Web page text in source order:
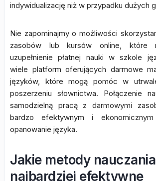
indywidualizację niż w przypadku dużych
Nie zapominajmy o możliwości
zasobów lub kursów online, które
uzupełnienie płatnej nauki w szkole
wiele platform oferujących darmowe
języków, które mogą pomóc w
poszerzeniu słownictwa. Połączenie
samodzielną pracą z darmowymi
bardzo efektywnym i
opanowanie języka.
Jakie metody
najbardziej efektywne